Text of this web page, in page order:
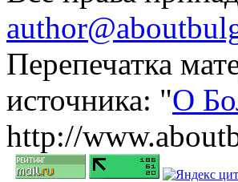
Перепечатка
источника: "О
http://